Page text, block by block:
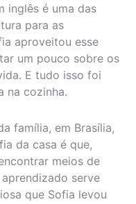
inglês é uma das
para as
aproveitou esse
um pouco sobre os
E tudo isso foi
na cozinha.
família, em Brasília,
da casa é que,
meios de
serve
que Sofia levou